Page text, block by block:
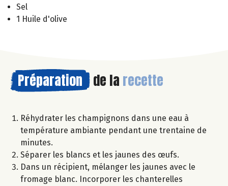
Sel
1 Huile d'olive
Préparation de la recette
Réhydrater les champignons dans une eau à
température ambiante pendant une trentaine de
minutes.
Séparer les blancs et les jaunes des œufs.
Dans un récipient, mélanger les jaunes avec le
fromage blanc. Incorporer les chanterelles